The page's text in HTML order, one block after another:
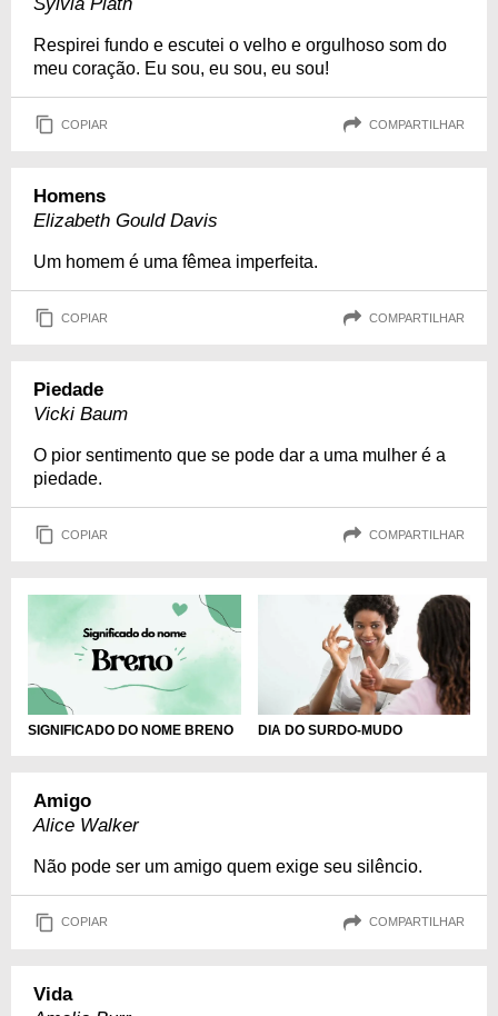
Respirei fundo e escutei o velho e orgulhoso som do
meu coração. Eu sou, eu sou, eu sou!
COPIAR COMPARTILHAR
Homens
Elizabeth Gould Davis
Um homem é uma fêmea imperfeita.
COPIAR COMPARTILHAR
Piedade
Vicki Baum
O pior sentimento que se pode dar a uma mulher é a
piedade.
COPIAR COMPARTILHAR
SIGNIFICADO DO NOME BRENO DIA DO SURDO-MUDO
Amigo
Alice Walker
Não pode ser um amigo quem exige seu silêncio.
COPIAR COMPARTILHAR
Vida